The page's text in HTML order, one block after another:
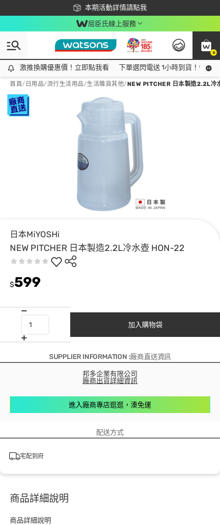
本期活動詳情請點我
下載app最高回饋$350
屈臣氏線上服務
0
激推換購優惠價！立即點我看
激推換購優惠價！立即點我看 下單選閃電送 1小時到貨！領神
首頁/ 日用品/流行生活用品/生活雜貨其他/NEW PITCHER 日本製造2.2L冷
日本MiYOSHi
NEW PITCHER 日本製造2.2L冷水壺 HON-22
$599
加入購物袋
SUPPLIER INFORMATION :廠商直送資訊
邦多企業有限公司
廠商出貨詳細資訊
進入廠商專店逛逛，湊免運
配送方式
宅配到府
商品詳細說明
商品詳細說明